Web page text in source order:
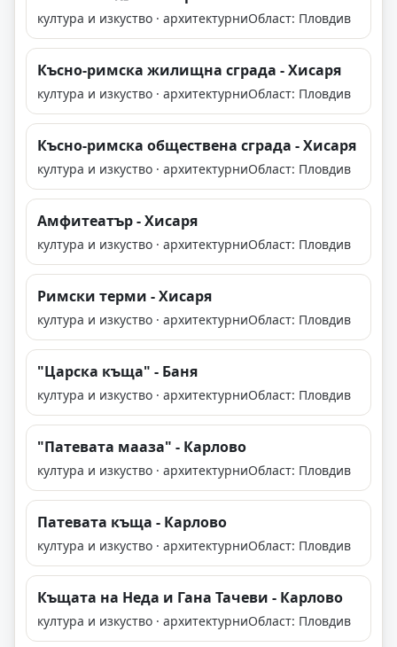
култура и изкуство · архитектурниОбласт: Пловдив
Късно-римска жилищна сграда - Хисаря
култура и изкуство · архитектурниОбласт: Пловдив
Късно-римска обществена сграда - Хисаря
култура и изкуство · архитектурниОбласт: Пловдив
Амфитеатър - Хисаря
култура и изкуство · архитектурниОбласт: Пловдив
Римски терми - Хисаря
култура и изкуство · архитектурниОбласт: Пловдив
"Царска къща" - Баня
култура и изкуство · архитектурниОбласт: Пловдив
"Патевата мааза" - Карлово
култура и изкуство · архитектурниОбласт: Пловдив
Патевата къща - Карлово
култура и изкуство · архитектурниОбласт: Пловдив
Къщата на Неда и Гана Тачеви - Карлово
култура и изкуство · архитектурниОбласт: Пловдив